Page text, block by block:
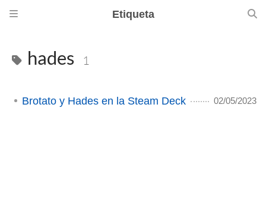
Etiqueta
hades 1
Brotato y Hades en la Steam Deck 02/05/2023